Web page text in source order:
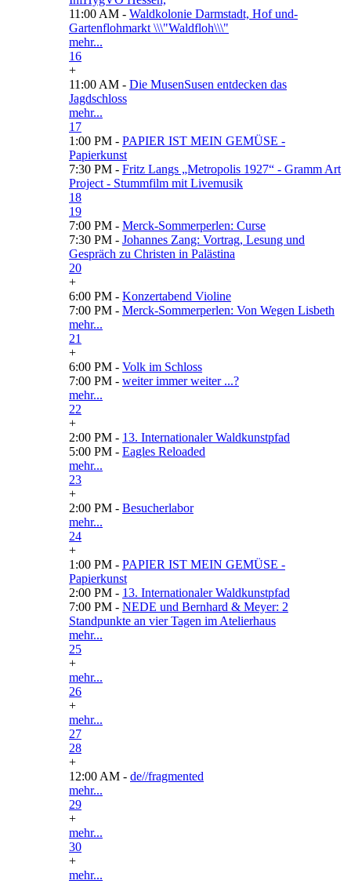
11:00 AM - Waldkolonie Darmstadt, Hof und-
Gartenflohmarkt \\\"Waldfloh\\\"
mehr...
16
+
11:00 AM - Die MusenSusen entdecken das
Jagdschloss
mehr...
17
1:00 PM - PAPIER IST MEIN GEMÜSE -
Papierkunst
7:30 PM - Fritz Langs „Metropolis 1927“ - Gramm Art
Project - Stummfilm mit Livemusik
18
19
7:00 PM - Merck-Sommerperlen: Curse
7:30 PM - Johannes Zang: Vortrag, Lesung und
Gespräch zu Christen in Palästina
20
+
6:00 PM - Konzertabend Violine
7:00 PM - Merck-Sommerperlen: Von Wegen Lisbeth
mehr...
21
+
6:00 PM - Volk im Schloss
7:00 PM - weiter immer weiter ...?
mehr...
22
+
2:00 PM - 13. Internationaler Waldkunstpfad
5:00 PM - Eagles Reloaded
mehr...
23
+
2:00 PM - Besucherlabor
mehr...
24
+
1:00 PM - PAPIER IST MEIN GEMÜSE -
Papierkunst
2:00 PM - 13. Internationaler Waldkunstpfad
7:00 PM - NEDE und Bernhard & Meyer: 2
Standpunkte an vier Tagen im Atelierhaus
mehr...
25
+
mehr...
26
+
mehr...
27
28
+
12:00 AM - de//fragmented
mehr...
29
+
mehr...
30
+
mehr...